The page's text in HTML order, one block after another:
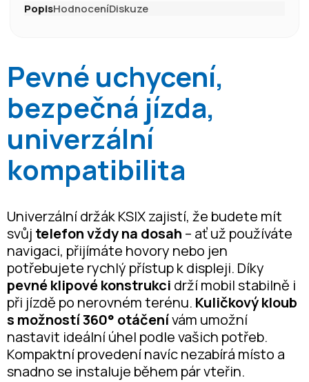
PopisHodnoceníDiskuze
Pevné uchycení,
bezpečná jízda,
univerzální
kompatibilita
Univerzální držák KSIX zajistí, že budete mít
svůj telefon vždy na dosah – ať už používáte
navigaci, přijímáte hovory nebo jen
potřebujete rychlý přístup k displeji. Díky
pevné klipové konstrukci drží mobil stabilně i
při jízdě po nerovném terénu. Kuličkový kloub
s možností 360° otáčenívám umožní
nastavit ideální úhel podle vašich potřeb.
Kompaktní provedení navíc nezabírá místo a
snadno se instaluje během pár vteřin.